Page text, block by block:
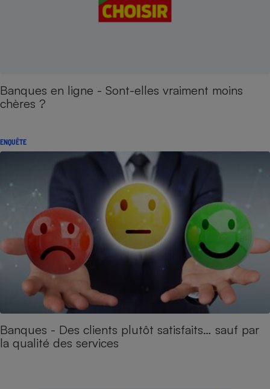
Banques en ligne - Sont-elles vraiment moins
chères ?
ENQUÊTE
Banques - Des clients plutôt satisfaits… sauf par
la qualité des services